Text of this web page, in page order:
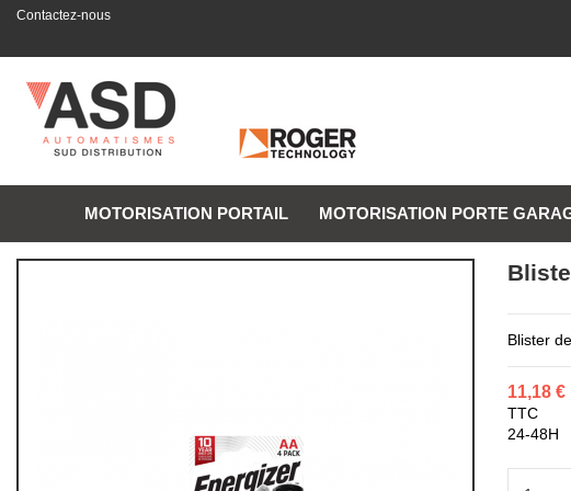
Contactez-nous
MOTORISATION PORTAIL MOTORISATION PORTE
Blister
11,18 €
TTC
24-48H